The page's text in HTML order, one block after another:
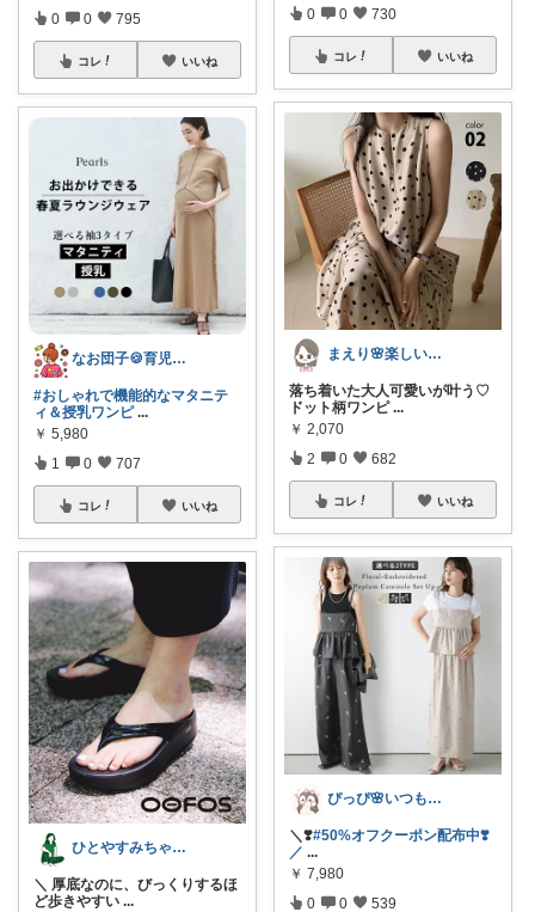
0 0 795
コレ いいね
なお団子🍪育児・暮らしの便利グッズ
#おしゃれで機能的なマタニテ
ィ＆授乳ワンピ ...
￥ 5,980
1 0 707
コレ いいね
ひとやすみちゃん＊シンプルひとり暮らし
＼ 厚底なのに、びっくりするほ
ど歩きやすい ...
0 0 730
コレ いいね
まえり🌸楽しい暮らし🍀
落ち着いた大人可愛いが叶う♡
ドット柄ワンピ ...
￥ 2,070
2 0 682
コレ いいね
ぴっぴ🌸いつもありがとうございます♡
＼❣️#50%オフクーポン配布中❣️
／ ...
￥ 7,980
0 0 539